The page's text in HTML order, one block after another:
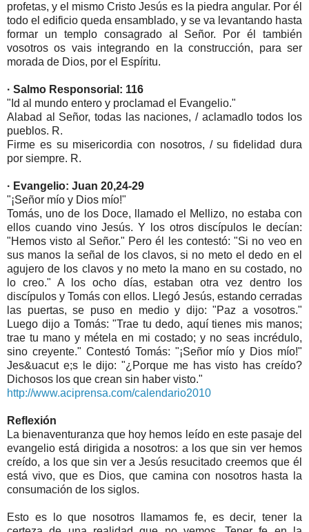
profetas, y el mismo Cristo Jesús es la piedra angular. Por él
todo el edificio queda ensamblado, y se va levantando hasta
formar un templo consagrado al Señor. Por él también
vosotros os vais integrando en la construcción, para ser
morada de Dios, por el Espíritu.
· Salmo Responsorial: 116
"Id al mundo entero y proclamad el Evangelio."
Alabad al Señor, todas las naciones, / aclamadlo todos los
pueblos. R.
Firme es su misericordia con nosotros, / su fidelidad dura
por siempre. R.
· Evangelio: Juan 20,24-29
"¡Señor mío y Dios mío!"
Tomás, uno de los Doce, llamado el Mellizo, no estaba con
ellos cuando vino Jesús. Y los otros discípulos le decían:
"Hemos visto al Señor." Pero él les contestó: "Si no veo en
sus manos la señal de los clavos, si no meto el dedo en el
agujero de los clavos y no meto la mano en su costado, no
lo creo." A los ocho días, estaban otra vez dentro los
discípulos y Tomás con ellos. Llegó Jesús, estando cerradas
las puertas, se puso en medio y dijo: "Paz a vosotros."
Luego dijo a Tomás: "Trae tu dedo, aquí tienes mis manos;
trae tu mano y métela en mi costado; y no seas incrédulo,
sino creyente." Contestó Tomás: "¡Señor mío y Dios mío!"
Jes&uacut e;s le dijo: "¿Porque me has visto has creído?
Dichosos los que crean sin haber visto."
http://www.aciprensa.com/calendario2010
Reflexión
La bienaventuranza que hoy hemos leído en este pasaje del
evangelio está dirigida a nosotros: a los que sin ver hemos
creído, a los que sin ver a Jesús resucitado creemos que él
está vivo, que es Dios, que camina con nosotros hasta la
consumación de los siglos.
Esto es lo que nosotros llamamos fe, es decir, tener la